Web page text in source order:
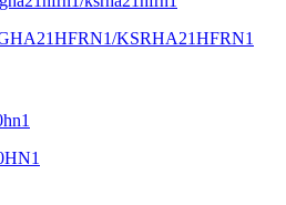
KSRHA21HFRN1